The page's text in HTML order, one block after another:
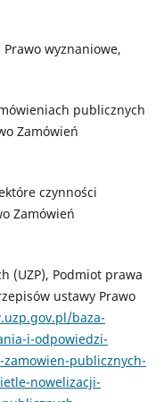
wyznaniowe,
publicznych
Zamówień
czynności
Zamówień
(UZP), Podmiot prawa
ustawy Prawo
baza-
i-odpowiedzi-
publicznych-
nowelizacji-